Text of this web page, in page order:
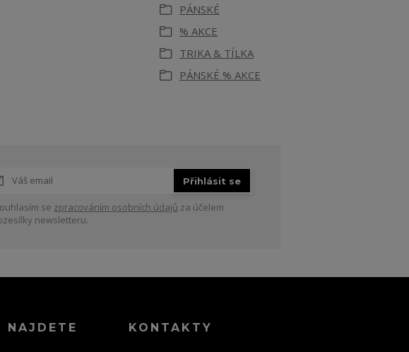
PÁNSKÉ
% AKCE
TRIKA & TÍLKA
PÁNSKÉ % AKCE
Přihlásit se
se zpracováním osobních údajů za účelem
newsletteru.
NAJDETE KONTAKTY